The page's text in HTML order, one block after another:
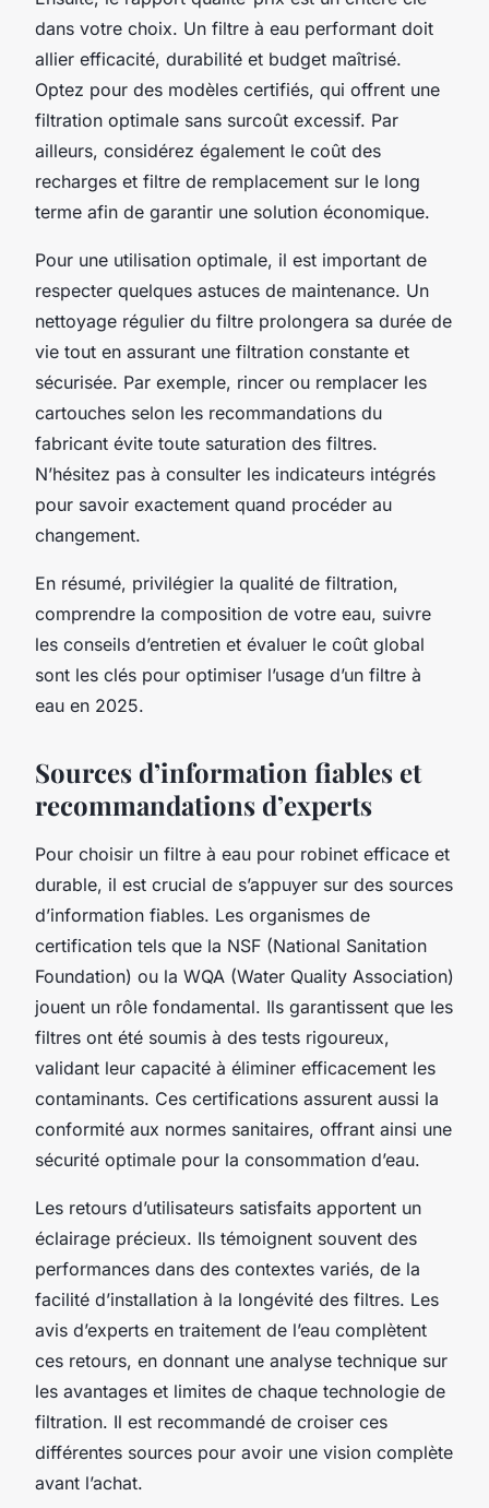
dans votre choix. Un filtre à eau performant doit
allier efficacité, durabilité et budget maîtrisé.
Optez pour des modèles certifiés, qui offrent une
filtration optimale sans surcoût excessif. Par
ailleurs, considérez également le coût des
recharges et filtre de remplacement sur le long
terme afin de garantir une solution économique.
Pour une utilisation optimale, il est important de
respecter quelques astuces de maintenance. Un
nettoyage régulier du filtre prolongera sa durée de
vie tout en assurant une filtration constante et
sécurisée. Par exemple, rincer ou remplacer les
cartouches selon les recommandations du
fabricant évite toute saturation des filtres.
N’hésitez pas à consulter les indicateurs intégrés
pour savoir exactement quand procéder au
changement.
En résumé, privilégier la qualité de filtration,
comprendre la composition de votre eau, suivre
les conseils d’entretien et évaluer le coût global
sont les clés pour optimiser l’usage d’un filtre à
eau en 2025.
Sources d’information fiables et
recommandations d’experts
Pour choisir un filtre à eau pour robinet efficace et
durable, il est crucial de s’appuyer sur des sources
d’information fiables. Les organismes de
certification tels que la NSF (National Sanitation
Foundation) ou la WQA (Water Quality Association)
jouent un rôle fondamental. Ils garantissent que les
filtres ont été soumis à des tests rigoureux,
validant leur capacité à éliminer efficacement les
contaminants. Ces certifications assurent aussi la
conformité aux normes sanitaires, offrant ainsi une
sécurité optimale pour la consommation d’eau.
Les retours d’utilisateurs satisfaits apportent un
éclairage précieux. Ils témoignent souvent des
performances dans des contextes variés, de la
facilité d’installation à la longévité des filtres. Les
avis d’experts en traitement de l’eau complètent
ces retours, en donnant une analyse technique sur
les avantages et limites de chaque technologie de
filtration. Il est recommandé de croiser ces
différentes sources pour avoir une vision complète
avant l’achat.